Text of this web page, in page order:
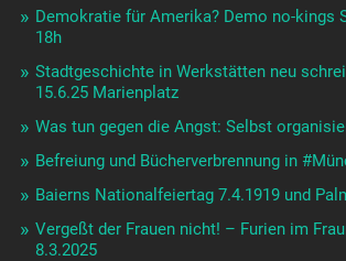
Demokratie für Amerika? Demo no-kings
18h
Stadtgeschichte in Werkstätten neu
15.6.25 Marienplatz
Was tun gegen die Angst: Selbst
Befreiung und Bücherverbrennung in
Baierns Nationalfeiertag 7.4.1919 und
Vergeßt der Frauen nicht! – Furien im
8.3.2025